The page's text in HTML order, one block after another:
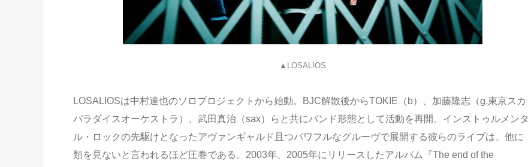
▲LOSALIOS
LOSALIOSは中村達也のソロプロジェクトから始動。BJC解散後からTOKIE（b）、加藤隆志（g.東京スカ
パラダイスオーケストラ）、武田真治（sax）らと共にバンド形態として活動を再開。インストゥルメンタ
ル・ロックの先駆けとなったアヴァンギャルド且つパワフルなグルーヴで展開する彼らのライブは、他に
類を見ないと言われるほど圧巻である。2003年、2005年にリリースしたアルバム『The end of the